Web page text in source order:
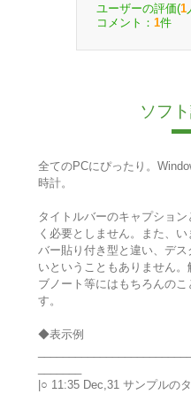
ユーザーの評価(1
コメント： 1件
ソフ
全てのPCにぴったり。
時計。
タイトルバーのキャプショ
く必要としません。また、
バー貼り付き型と違い、デ
いということもありません
ブノート等にはもちろんの
す。
◆表示例
|○ 11:35 Dec,31 サンプル